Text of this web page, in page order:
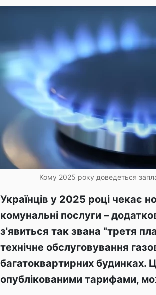
Кому 2025 року доведеться
Українців у 2025 році чекає
комунальні послуги –
з'явиться так звана "третя
технічне обслуговування
багатоквартирних будинках.
опублікованими тарифами,